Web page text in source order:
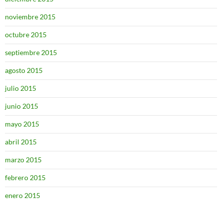
noviembre 2015
octubre 2015
septiembre 2015
agosto 2015
julio 2015
junio 2015
mayo 2015
abril 2015
marzo 2015
febrero 2015
enero 2015